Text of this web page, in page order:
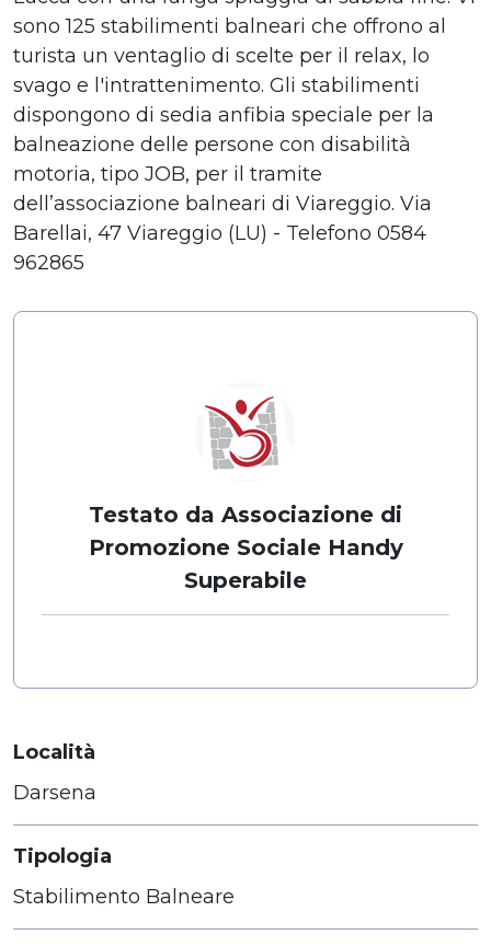
sono 125 stabilimenti balneari che offrono al
turista un ventaglio di scelte per il relax, lo
svago e l'intrattenimento. Gli stabilimenti
dispongono di sedia anfibia speciale per la
balneazione delle persone con disabilità
motoria, tipo JOB, per il tramite
dell’associazione balneari di Viareggio. Via
Barellai, 47 Viareggio (LU) - Telefono 0584
962865
Testato da Associazione di
Promozione Sociale Handy
Superabile
Località
Darsena
Tipologia
Stabilimento Balneare